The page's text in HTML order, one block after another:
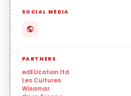
SOCIAL MEDIA
PARTNERS
edEUcation ltd
Les Cultures
Wisamar